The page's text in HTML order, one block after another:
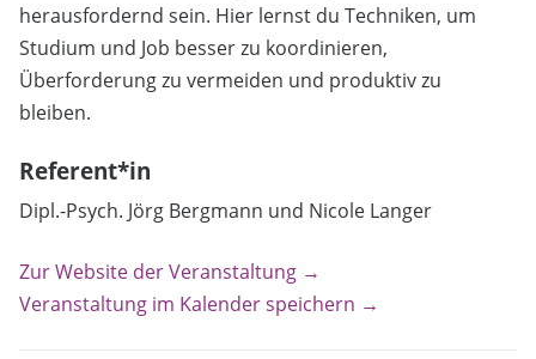
herausfordernd sein. Hier lernst du Techniken, um
Studium und Job besser zu koordinieren,
Überforderung zu vermeiden und produktiv zu
bleiben.
Referent*in
Dipl.-Psych. Jörg Bergmann und Nicole Langer
Zur Website der Veranstaltung →
Veranstaltung im Kalender speichern →